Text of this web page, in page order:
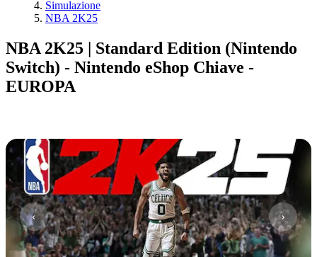
Simulazione
NBA 2K25
NBA 2K25 | Standard Edition (Nintendo
Switch) - Nintendo eShop Chiave -
EUROPA